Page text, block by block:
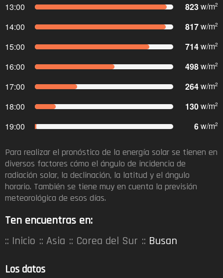
13:00 823w/m2
14:00 817w/m2
15:00 714w/m2
16:00 498w/m2
17:00 264w/m2
18:00 130w/m2
19:00 6w/m2
Para realizar el pronóstico de la energía solar se tienen en
diversos factores cómo el ángulo de incidencia de
radiación solar, la declinación, la latitud y el ángulo
horario. También se tiene muy en cuenta la previsión
meteorológica de esos días.​
Ten encuentras en:
Inicio
Asia Corea del Sur Busan
Los datos